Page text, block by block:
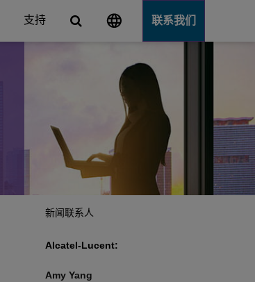
支持 联系我们
新闻联系人
Alcatel-Lucent:
Amy Yang